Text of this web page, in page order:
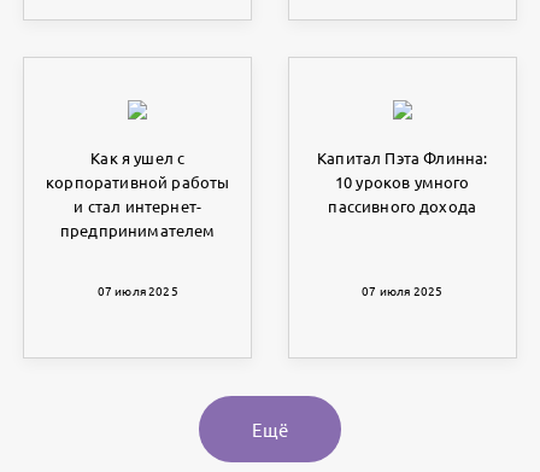
Как я ушел с
корпоративной работы
и стал интернет-
предпринимателем
07 июля 2025
Капитал Пэта Флинна:
10 уроков умного
пассивного дохода
07 июля 2025
Ещё